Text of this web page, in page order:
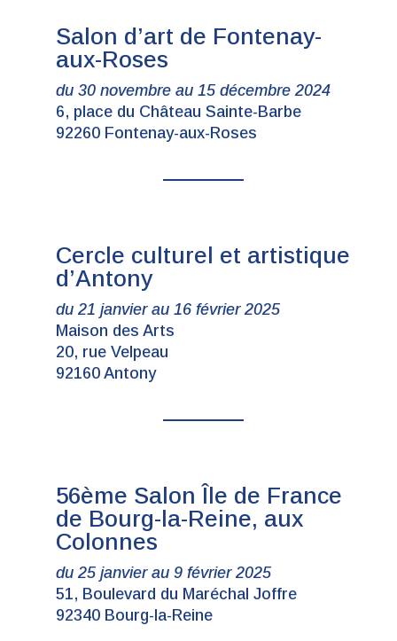
Salon d’art de Fontenay-
aux-Roses
du 30 novembre au 15 décembre 2024
6, place du Château Sainte-Barbe
92260 Fontenay-aux-Roses
Cercle culturel et artistique
d’Antony
du 21 janvier au 16 février 2025
Maison des Arts
20, rue Velpeau
92160 Antony
56ème Salon Île de France
de Bourg-la-Reine, aux
Colonnes
du 25 janvier au 9 février 2025
51, Boulevard du Maréchal Joffre
92340 Bourg-la-Reine